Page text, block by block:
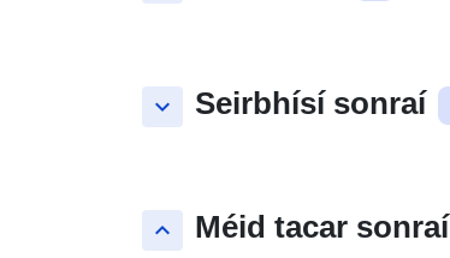
keyboard_arrow_down Seirbhísí sonraí
keyboard_arrow_up Méid tacar sonraí